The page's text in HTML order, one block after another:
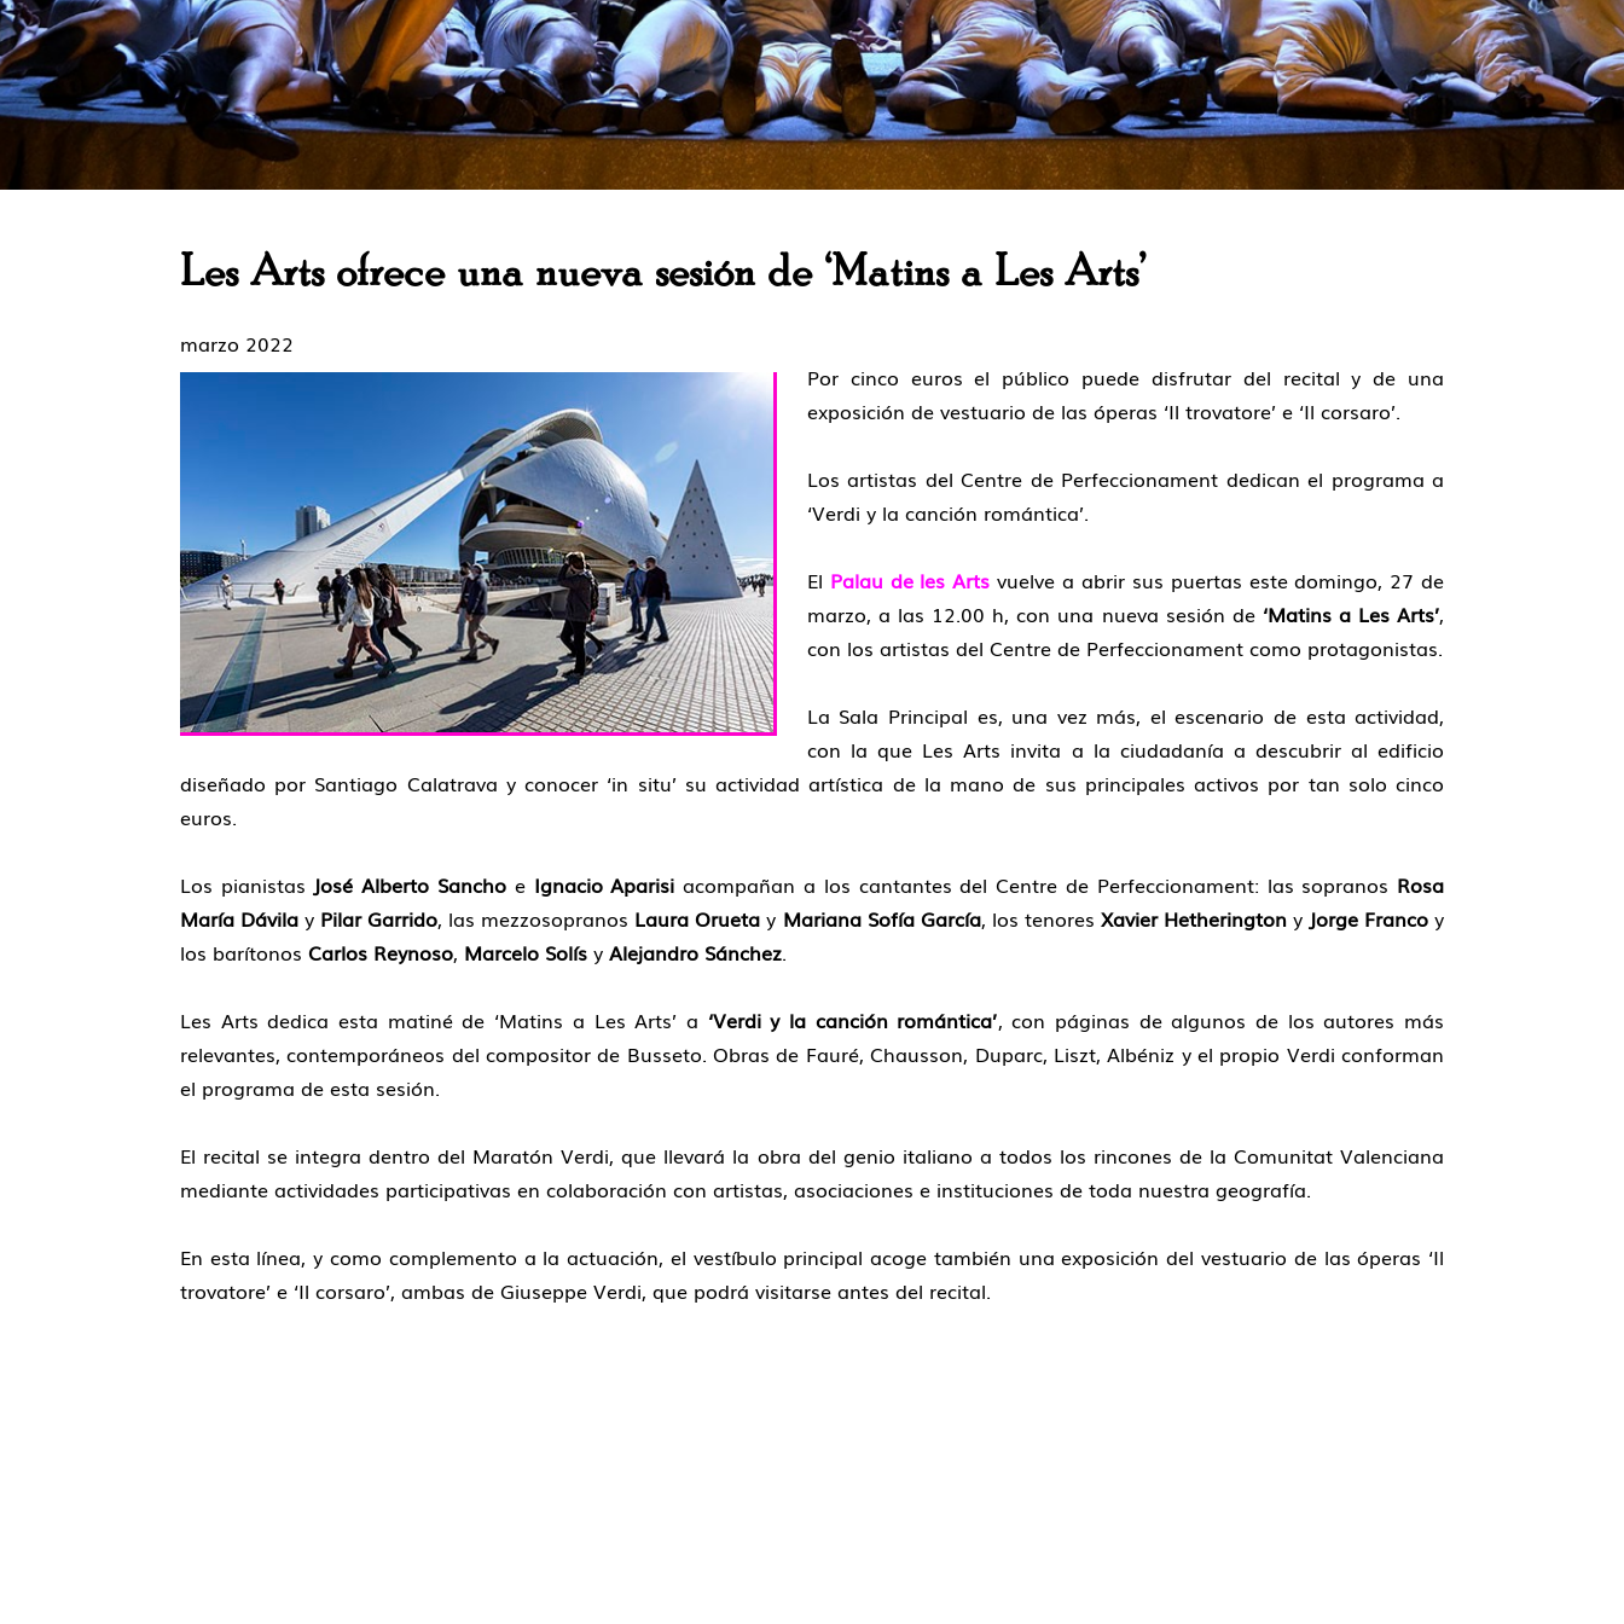
Les Arts ofrece una nueva sesión de ‘Matins a Les Arts’
marzo 2022
Por cinco euros el público puede disfrutar del recital y de una
exposición de vestuario de las óperas ‘Il trovatore’ e ‘Il corsaro’.
Los artistas del Centre de Perfeccionament dedican el programa a
‘Verdi y la canción romántica’.
El Palau de les Arts vuelve a abrir sus puertas este domingo, 27 de
marzo, a las 12.00 h, con una nueva sesión de ‘Matins a Les Arts’,
con los artistas del Centre de Perfeccionament como protagonistas.
La Sala Principal es, una vez más, el escenario de esta actividad,
con la que Les Arts invita a la ciudadanía a descubrir al edificio
diseñado por Santiago Calatrava y conocer ‘in situ’ su actividad artística de la mano de sus principales activos por tan solo cinco
euros.
Los pianistas José Alberto Sancho e Ignacio Aparisi acompañan a los cantantes del Centre de Perfeccionament: las sopranos Rosa
María Dávilay Pilar Garrido, las mezzosopranos Laura Orueta y Mariana Sofía García, los tenores Xavier Hetheringtony Jorge Franco y
los barítonos Carlos Reynoso, Marcelo Solísy Alejandro Sánchez.
Les Arts dedica esta matiné de ‘Matins a Les Arts’ a ‘Verdi y la canción romántica’, con páginas de algunos de los autores más
relevantes, contemporáneos del compositor de Busseto. Obras de Fauré, Chausson, Duparc, Liszt, Albéniz y el propio Verdi conforman
el programa de esta sesión.
El recital se integra dentro del Maratón Verdi, que llevará la obra del genio italiano a todos los rincones de la Comunitat Valenciana
mediante actividades participativas en colaboración con artistas, asociaciones e instituciones de toda nuestra geografía.
En esta línea, y como complemento a la actuación, el vestíbulo principal acoge también una exposición del vestuario de las óperas ‘Il
trovatore’ e ‘Il corsaro’, ambas de Giuseppe Verdi, que podrá visitarse antes del recital.